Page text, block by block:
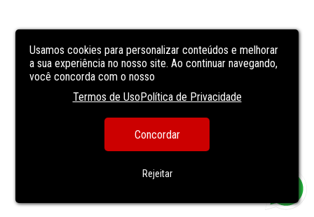
Usamos cookies para personalizar conteúdos e melhorar
a sua experiência no nosso site. Ao continuar navegando,
você concorda com o nosso
Termos de UsoPolítica de Privacidade
Concordar
Rejeitar